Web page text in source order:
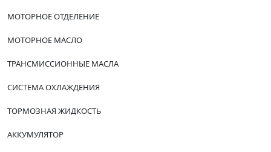
МОТОРНОЕ ОТДЕЛЕНИЕ
МОТОРНОЕ МАСЛО
ТРАНСМИССИОННЫЕ МАСЛА
СИСТЕМА ОХЛАЖДЕНИЯ
ТОРМОЗНАЯ ЖИДКОСТЬ
АККУМУЛЯТОР